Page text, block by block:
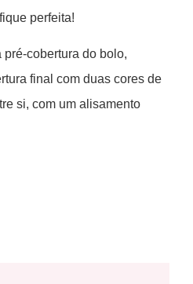
perfeita!
pré-cobertura do bolo,
final com duas cores de
si, com um alisamento